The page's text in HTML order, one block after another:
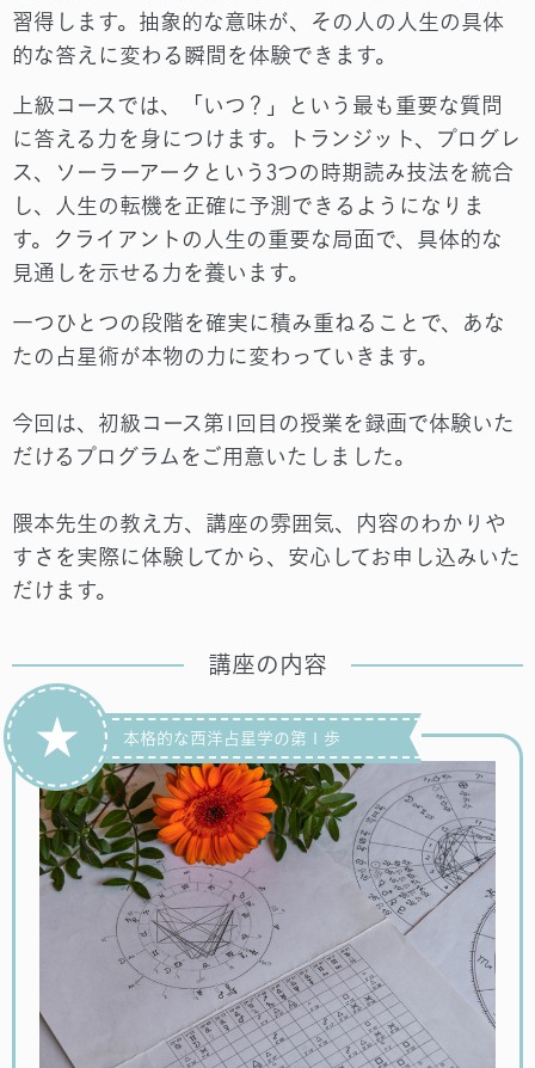
習得します。抽象的な意味が、その人の人生の具体
的な答えに変わる瞬間を体験できます。
上級コースでは、「いつ？」という最も重要な質問
に答える力を身につけます。トランジット、プログレ
ス、ソーラーアークという3つの時期読み技法を統合
し、人生の転機を正確に予測できるようになりま
す。クライアントの人生の重要な局面で、具体的な
見通しを示せる力を養います。
一つひとつの段階を確実に積み重ねることで、あな
たの占星術が本物の力に変わっていきます。
今回は、初級コース第1回目の授業を録画で体験いた
だけるプログラムをご用意いたしました。
隈本先生の教え方、講座の雰囲気、内容のわかりや
すさを実際に体験してから、安心してお申し込みいた
だけます。
講座の内容
本格的な西洋占星学の第１歩
★